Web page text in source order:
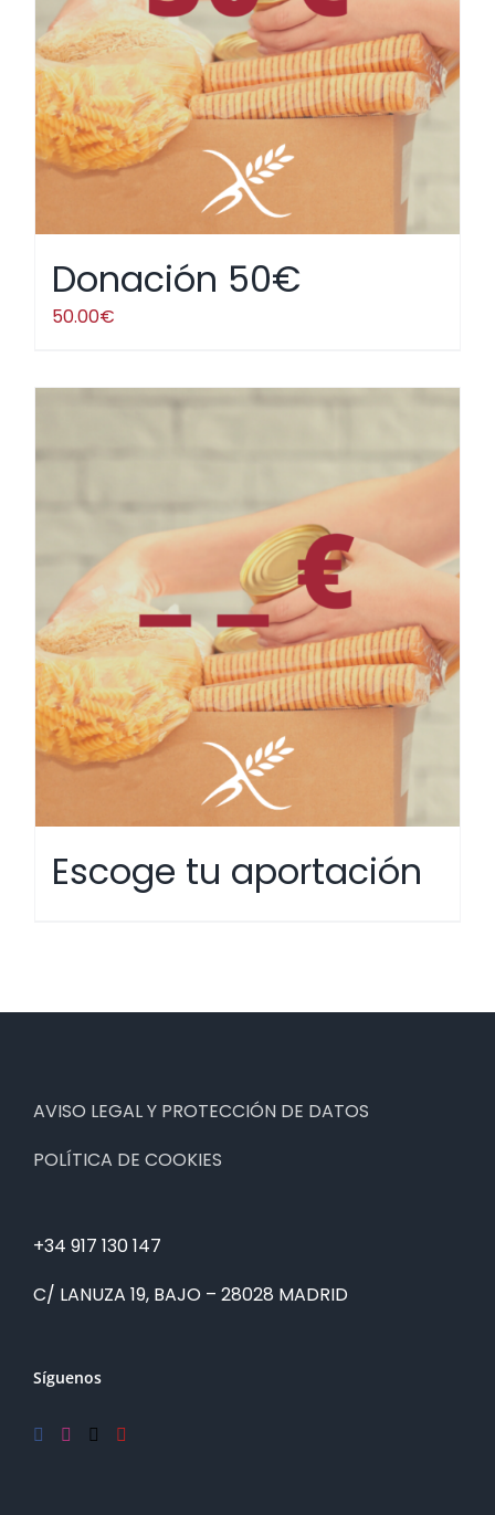
Donación 50€
50.00€
Escoge tu aportación
AVISO LEGAL Y PROTECCIÓN DE DATOS
POLÍTICA DE COOKIES
+34 917 130 147
C/ LANUZA 19, BAJO – 28028 MADRID
Síguenos